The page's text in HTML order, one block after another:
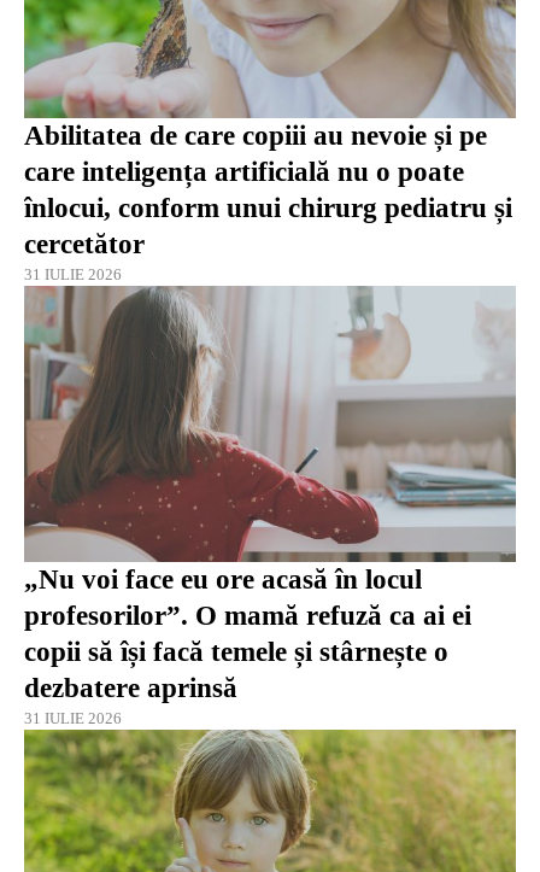
Abilitatea de care copiii au nevoie și pe
care inteligența artificială nu o poate
înlocui, conform unui chirurg pediatru și
cercetător
31 IULIE 2026
„Nu voi face eu ore acasă în locul
profesorilor”. O mamă refuză ca ai ei
copii să își facă temele și stârnește o
dezbatere aprinsă
31 IULIE 2026